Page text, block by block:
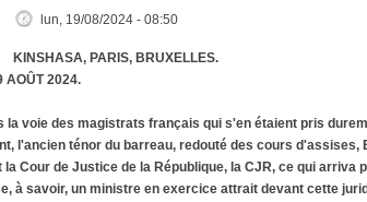
lun, 19/08/2024 - 08:50
KINSHASA, PARIS, BRUXELLES.
AOÛT 2024.
la voie des magistrats français qui s'en étaient pris
l'ancien ténor du barreau, redouté des cours d'assises,
Cour de Justice de la République, la CJR, ce qui arriva
à savoir, un ministre en exercice attrait devant cette